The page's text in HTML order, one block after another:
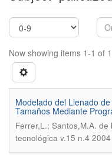
Now showing items 1-1 of 1
Modelado del Llenado
Tamaños Mediante
Ferrer,L.; Santos,M.A. de
tecnológica v.15 n.4 2004